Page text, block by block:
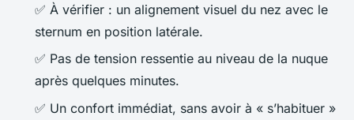
✅ À vérifier : un alignement visuel du nez avec le
sternum en position latérale.
✅ Pas de tension ressentie au niveau de la nuque
après quelques minutes.
✅ Un confort immédiat, sans avoir à « s’habituer »